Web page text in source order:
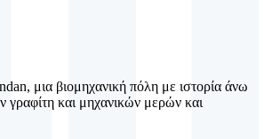
μια βιομηχανική πόλη με ιστορία άνω
γραφίτη και μηχανικών μερών και